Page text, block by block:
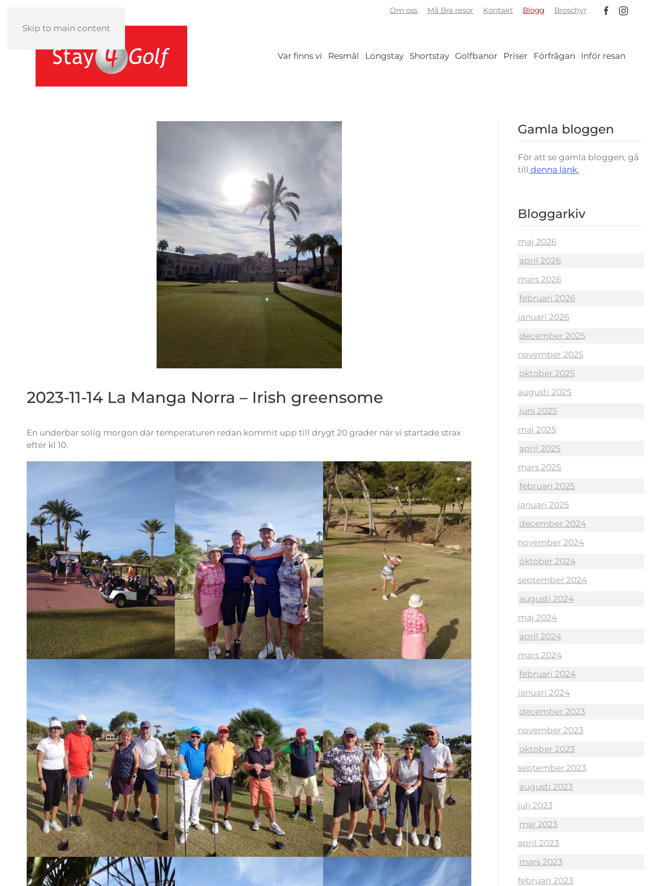
Skip to main content
Om oss Må Bra resor Kontakt Blogg Broschyr
Var finns vi Resmål Longstay Shortstay Golfbanor Priser Förfrågan Inför resan
2023-11-14 La Manga Norra – Irish greensome
En underbar solig morgon där temperaturen redan kommit upp till drygt 20 grader när vi startade strax
efter kl 10.
Gamla bloggen
För att se gamla bloggen, gå
till denna länk.
Bloggarkiv
maj 2026
april 2026
mars 2026
februari 2026
januari 2026
december 2025
november 2025
oktober 2025
augusti 2025
juni 2025
maj 2025
april 2025
mars 2025
februari 2025
januari 2025
december 2024
november 2024
oktober 2024
september 2024
augusti 2024
maj 2024
april 2024
mars 2024
februari 2024
januari 2024
december 2023
november 2023
oktober 2023
september 2023
augusti 2023
juli 2023
maj 2023
april 2023
mars 2023
februari 2023